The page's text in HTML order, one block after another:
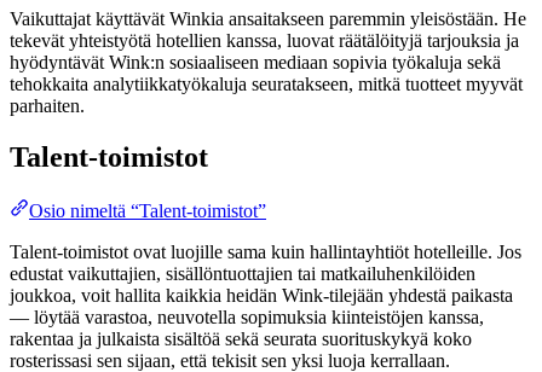
Vaikuttajat käyttävät Winkia ansaitakseen paremmin yleisöstään. He
tekevät yhteistyötä hotellien kanssa, luovat räätälöityjä tarjouksia ja
hyödyntävät Wink:n sosiaaliseen mediaan sopivia työkaluja sekä
tehokkaita analytiikkatyökaluja seuratakseen, mitkä tuotteet myyvät
parhaiten​.
Talent-toimistot
Osio nimeltä “Talent-toimistot”
Talent-toimistot ovat luojille sama kuin hallintayhtiöt hotelleille. Jos
edustat vaikuttajien, sisällöntuottajien tai matkailuhenkilöiden
joukkoa, voit hallita kaikkia heidän Wink-tilejään yhdestä paikasta
— löytää varastoa, neuvotella sopimuksia kiinteistöjen kanssa,
rakentaa ja julkaista sisältöä sekä seurata suorituskykyä koko
rosterissasi sen sijaan, että tekisit sen yksi luoja kerrallaan.